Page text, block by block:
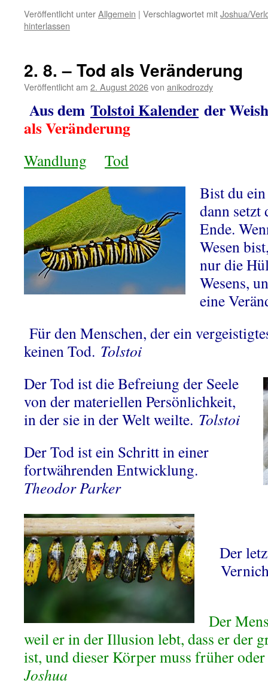
Veröffentlicht unterAllgemein | Verschlagwortet mitJoshua/
hinterlassen
2. 8. – Tod als Veränderung
Veröffentlicht am 2. August 2026von anikodrozdy
Aus dem Tolstoi Kalender der
als Veränderung
Wandlung
Tod
Bist du
dann setzt
Ende.
Wesen
nur die
Wesens,
eine
Für den Menschen, der ein
keinen Tod. Tolstoi
Der Tod ist die Befreiung der Seele
von der materiellen Persönlichkeit,
in der sie in der Welt weilte. Tolstoi
Der Tod ist ein Schritt in einer
fortwährenden Entwicklung.
Theodor Parker
Der
Der
weil er in der Illusion lebt, dass er der
ist, und dieser Körper muss früher
Joshua